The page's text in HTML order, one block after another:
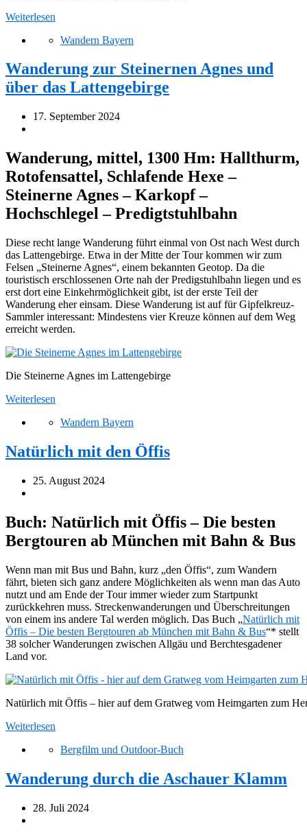
Weiterlesen
Wandern Bayern
Wanderung zur Steinernen Agnes und
über das Lattengebirge
17. September 2024
Wanderung, mittel, 1300 Hm: Hallthurm,
Rotofensattel, Schlafende Hexe –
Steinerne Agnes – Karkopf –
Hochschlegel – Predigtstuhlbahn
Diese recht lange Wanderung führt einmal von Ost nach West durch
das Lattengebirge. Etwa in der Mitte der Tour kommen wir zum
Felsen „Steinerne Agnes“, einem bekannten Geotop. Da die
touristisch erschlossenen Orte nah der Predigstuhlbahn liegen und es
erst dort eine Einkehrmöglichkeit gibt, ist der erste Teil der
Wanderung eher einsam. Diese Wanderung ist auf für Gipfelkreuz-
Sammler interessant: Mindestens vier Kreuze können auf dem Weg
erreicht werden.
Die Steinerne Agnes im Lattengebirge
Weiterlesen
Wandern Bayern
Natürlich mit den Öffis
25. August 2024
Buch: Natürlich mit Öffis – Die besten
Bergtouren ab München mit Bahn & Bus
Wenn man mit Bus und Bahn, kurz „den Öffis“, zum Wandern
fährt, bieten sich ganz andere Möglichkeiten als wenn man das Auto
nutzt und am Ende der Tour immer wieder zum Startpunkt
zurückkehren muss. Streckenwanderungen und Überschreitungen
von einem ins andere Tal werden möglich. Das Buch „Natürlich mit
Öffis – Die besten Bergtouren ab München mit Bahn & Bus“* stellt
38 solcher Wanderungen zwischen Allgäu und Berchtesgadener
Land vor.
Natürlich mit Öffis – hier auf dem Gratweg vom Heimgarten zum
Weiterlesen
Bergfilm und Outdoor-Buch
Wanderung durch die Aschauer Klamm
28. Juli 2024